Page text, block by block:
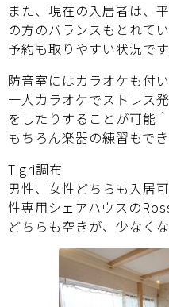
また、現在の入居者は、
の方のバランスもとれて
予約も取りやすい状況です
防音室にはカラオケも付い
一人カラオケでストレス
をしたりすることが可能＾
もちろん楽器の練習もで
Tigri調布
男性、女性どちらも入居
性専用シェアハウスの
どちらも空きが、少なく